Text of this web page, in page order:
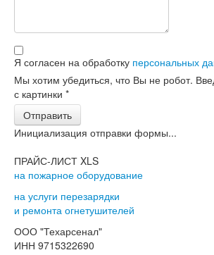
Я согласен на обработку персональных
Мы хотим убедиться, что Вы не робот.
с картинки *
Отправить
Инициализация отправки формы...
ПРАЙС-ЛИСТ XLS
на пожарное оборудование
на услуги перезарядки
и ремонта огнетушителей
ООО "Техарсенал"
ИНН 9715322690